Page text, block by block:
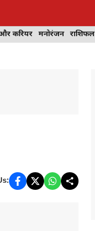
करियर मनोरंजन राशिफल